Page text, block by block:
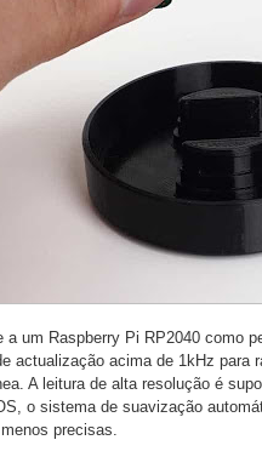
a um Raspberry Pi RP2040 como
actualização acima de 1kHz para
A leitura de alta resolução é
o sistema de suavização
precisas.